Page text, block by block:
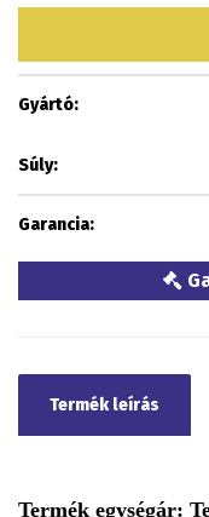
Gyártó:
Súly:
Garancia:
Termék leírás
Termék egységár: